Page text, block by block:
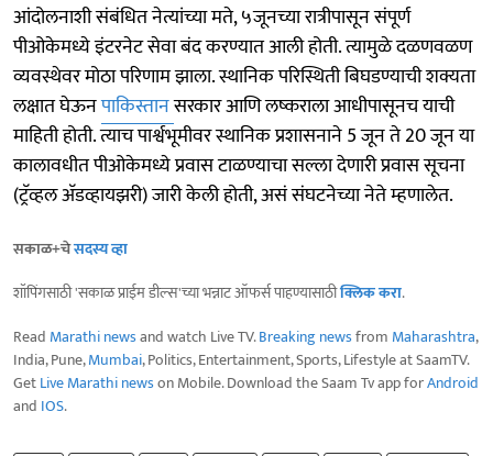
आंदोलनाशी संबंधित नेत्यांच्या मते, ५जूनच्या रात्रीपासून संपूर्ण
पीओकेमध्ये इंटरनेट सेवा बंद करण्यात आली होती. त्यामुळे दळणवळण
व्यवस्थेवर मोठा परिणाम झाला. स्थानिक परिस्थिती बिघडण्याची शक्यता
लक्षात घेऊनपाकिस्तानसरकार आणि लष्कराला आधीपासूनच याची
माहिती होती. त्याच पार्श्वभूमीवर स्थानिक प्रशासनाने 5 जून ते 20 जून या
कालावधीत पीओकेमध्ये प्रवास टाळण्याचा सल्ला देणारी प्रवास सूचना
(ट्रॅव्हल अ‍ॅडव्हायझरी) जारी केली होती, असं संघटनेच्या नेते म्हणालेत.
सकाळ+चेसदस्य व्हा
शॉपिंगसाठी 'सकाळ प्राईम डील्स'च्या भन्नाट ऑफर्स पाहण्यासाठीक्लिक करा.
Read Marathi newsand watch Live TV.Breaking newsfrom Maharashtra,
India, Pune,Mumbai, Politics, Entertainment, Sports, Lifestyle at SaamTV.
GetLive Marathi newson Mobile. Download the Saam Tv app forAndroid
and IOS.